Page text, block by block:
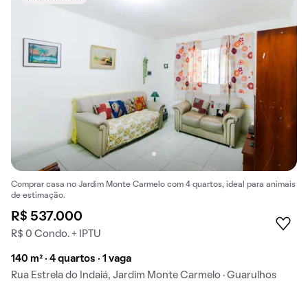
Comprar casa no Jardim Monte Carmelo com 4 quartos, ideal para animais
de estimação.
R$ 537.000
R$ 0 Condo. + IPTU
140 m² · 4 quartos · 1 vaga
Rua Estrela do Indaiá, Jardim Monte Carmelo · Guarulhos